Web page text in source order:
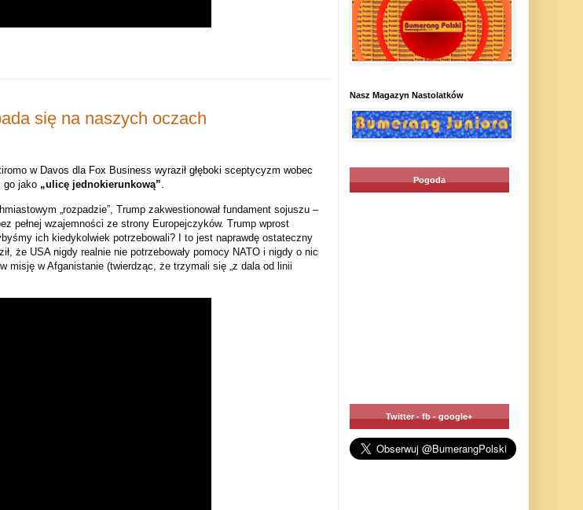
się na naszych oczach
w Davos dla Fox Business wyraził głęboki sceptycyzm wobec
go jako „ulicę jednokierunkową”.
„rozpadzie”, Trump zakwestionował fundament sojuszu –
pełnej wzajemności ze strony Europejczyków. Trump wprost
ich kiedykolwiek potrzebowali? I to jest naprawdę ostateczny
że USA nigdy realnie nie potrzebowały pomocy NATO i nigdy o nic
misję w Afganistanie (twierdząc, że trzymali się „z dala od linii
Nasz Magazyn Nastolatków
Pogoda
Twitter - fb - google+